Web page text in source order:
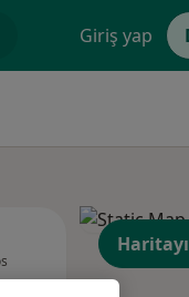
Giriş yap
11 Ağustos
Çar,
12